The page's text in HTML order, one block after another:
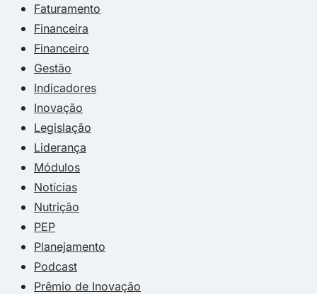
Faturamento
Financeira
Financeiro
Gestão
Indicadores
Inovação
Legislação
Liderança
Módulos
Notícias
Nutrição
PEP
Planejamento
Podcast
Prêmio de Inovação